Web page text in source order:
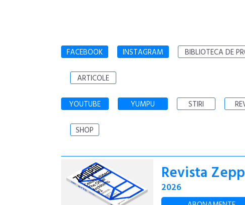
FACEBOOK INSTAGRAM BIBLIOTECA DE
ARTICOLE
YOUTUBE YUMPU STIRI
SHOP
Revista
2026